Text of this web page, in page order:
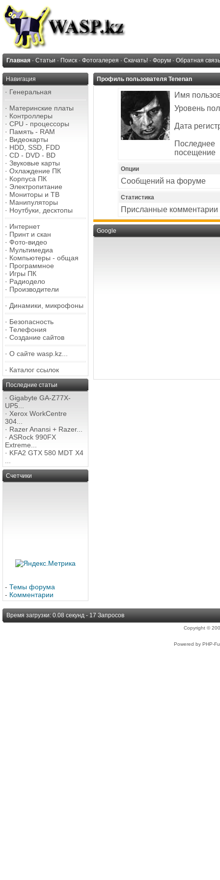
Главная · Статьи · Поиск · Фотогалерея · Скачать! · Форум · Обратная связь
Навигация
· Генеральная
· Материнские платы
· Контроллеры
· CPU - процессоры
· Память - RAM
· Видеокарты
· HDD, SSD, FDD
· CD - DVD - BD
· Звуковые карты
· Охлаждение ПК
· Корпуса ПК
· Электропитание
· Мониторы и ТВ
· Манипуляторы
· Ноутбуки, десктопы
· Интернет
· Принт и скан
· Фото-видео
· Мультимедиа
· Компьютеры - общая
· Программное
· Игры ПК
· Радиодело
· Производители
· Динамики, микрофоны
· Безопасность
· Телефония
· Создание сайтов
· О сайте wasp.kz...
· Каталог ссылок
Последние статьи
· Gigabyte GA-Z77X-
UP5...
· Xerox WorkCentre
304...
· Razer Anansi + Razer...
· ASRock 990FX
Extreme...
· KFA2 GTX 580 MDT X4
Счетчики
- Темы форума
- Комментарии
Профиль пользователя Tenenan
Имя
Уровень
Дата
Последнее
посещение
Опции
Сообщений на форуме
Статистика
Присланные комментарии
Google
Время загрузки: 0.08 секунд - 17 Запросов
Copyright ©
Powered by PHP-